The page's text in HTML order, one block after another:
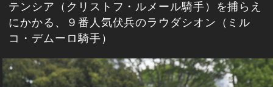
テンシア（クリストフ・ルメール騎手）を捕らえ
にかかる、９番人気伏兵のラウダシオン（ミル
コ・デムーロ騎手）